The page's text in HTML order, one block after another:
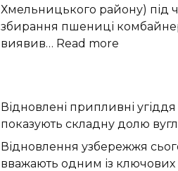
Хмельницького району) під
збирання пшениці
виявив… Read more
на
полі
під
час
Відновлені припливні угіддя
показують складну долю
Відновлення узбережжя
вважають одним із ключових